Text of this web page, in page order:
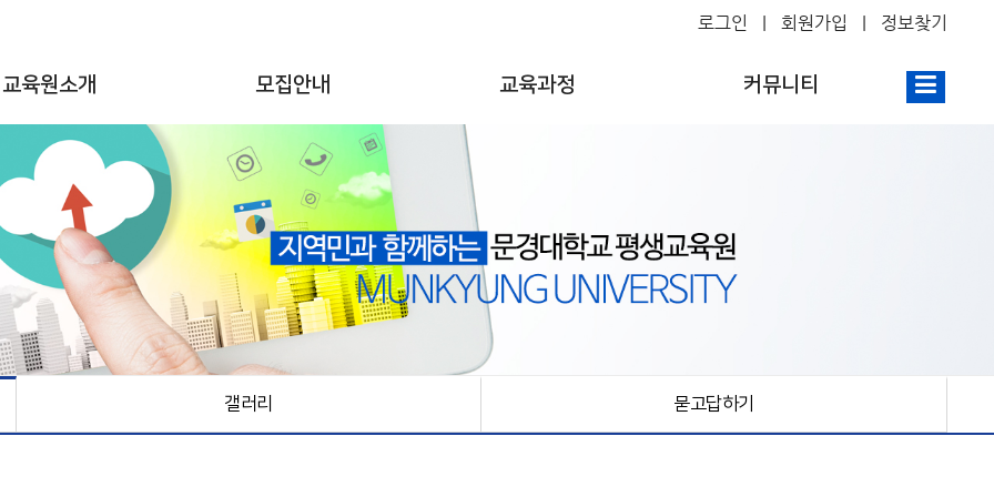
로그인 회원가입 정보찾기
교육원소개 모집안내 교육과정 커뮤니티
갤러리 묻고답하기